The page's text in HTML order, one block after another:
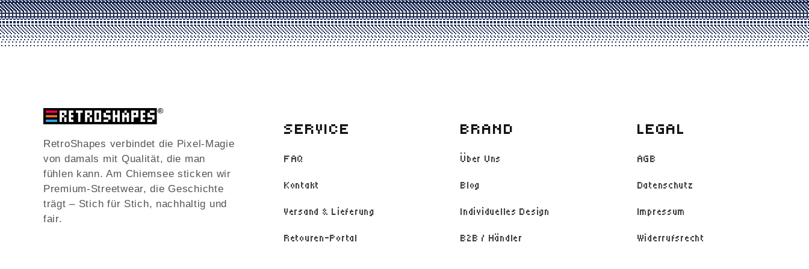
RetroShapes verbindet die Pixel-Magie
von damals mit Qualität, die man
fühlen kann. Am Chiemsee sticken wir
Premium-Streetwear, die Geschichte
trägt – Stich für Stich, nachhaltig und
fair.
SERVICE
FAQ
Kontakt
Versand & Lieferung
Retouren-Portal
BRAND
Über Uns
Blog
Individuelles Design
B2B / Händler
LEGAL
AGB
Datenschutz
Impressum
Widerrufsrecht